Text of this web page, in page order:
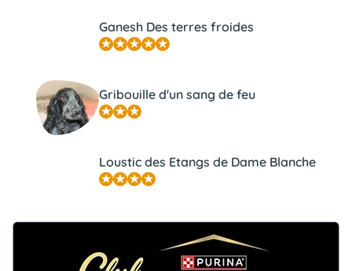
Ganesh Des terres froides
Gribouille d'un sang de feu
Loustic des Etangs de Dame Blanche